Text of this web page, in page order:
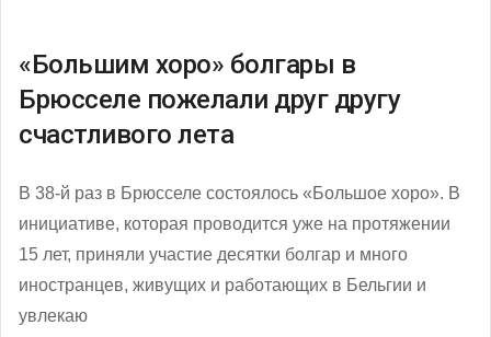
«Большим хоро» болгары в
Брюсселе пожелали друг другу
счастливого лета
В 38-й раз в Брюсселе состоялось «Большое хоро». В
инициативе, которая проводится уже на протяжении
15 лет, приняли участие десятки болгар и много
иностранцев, живущих и работающих в Бельгии и
увлекаю